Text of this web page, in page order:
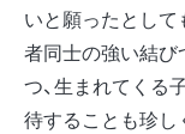
いと願ったとして
者同士の強い結び
つ、生まれてくる
待することも珍し